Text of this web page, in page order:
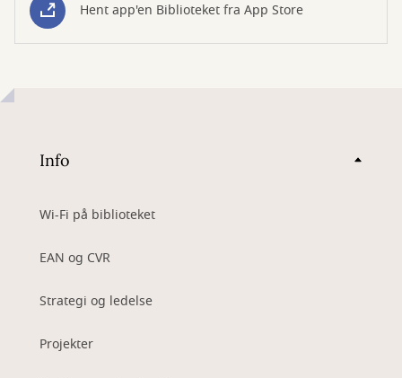
Hent app'en Biblioteket fra App Store
Info
Wi-Fi på biblioteket
EAN og CVR
Strategi og ledelse
Projekter